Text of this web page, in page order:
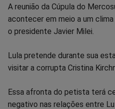
Compartilhar
no
Facebook
Compartilhar
no
Whatsapp
no
Twitter
A reunião da Cúpula do
acontecer em meio a um
o presidente Javier Milei.
Lula pretende durante sua
visitar a corrupta Cristina
Essa afronta do petista terá
negativo nas relações entre